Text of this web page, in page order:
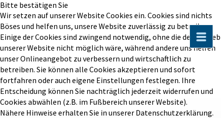
Bitte bestätigen Sie
Wir setzen auf unserer Website Cookies ein. Cookies sind nichts
Böses und helfen uns, unsere Website zuverlässig zu betreiben.
Einige der Cookies sind zwingend notwendig, ohne die der Betrieb
unserer Website nicht möglich wäre, während andere uns helfen
unser Onlineangebot zu verbessern und wirtschaftlich zu
betreiben. Sie können alle Cookies akzeptieren und sofort
fortfahren oder auch eigene Einstellungen festlegen. Ihre
Entscheidung können Sie nachträglich jederzeit widerrufen und
Cookies abwählen (z.B. im Fußbereich unserer Website).
Nähere Hinweise erhalten Sie in unserer Datenschutzerklärung.